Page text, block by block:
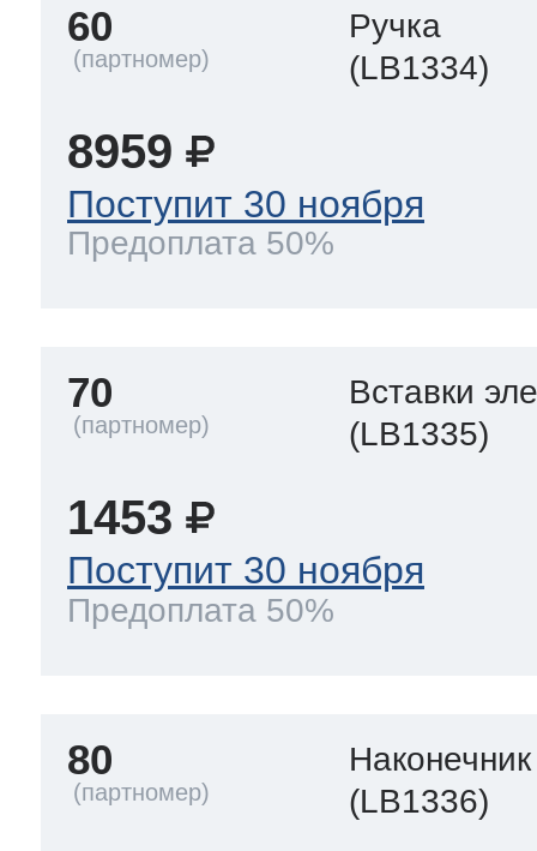
60
Ручка
(LB1334)
8959
Поступит 30 ноября
Предоплата 50%
70
Вставки
(LB1335)
1453
Поступит 30 ноября
Предоплата 50%
80
(LB1336)